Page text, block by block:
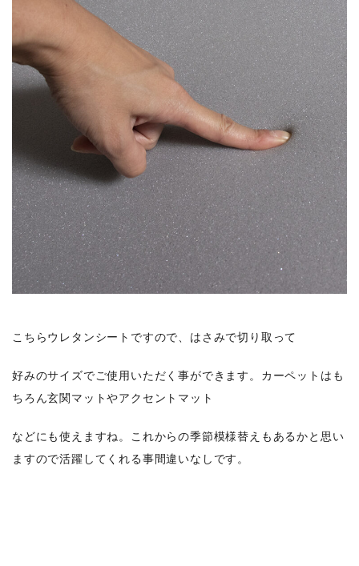
こちらウレタンシートですので、はさみで切り取って
好みのサイズでご使用いただく事ができます。カーペットはも
ちろん玄関マットやアクセントマット
などにも使えますね。これからの季節模様替えもあるかと思い
ますので活躍してくれる事間違いなしです。